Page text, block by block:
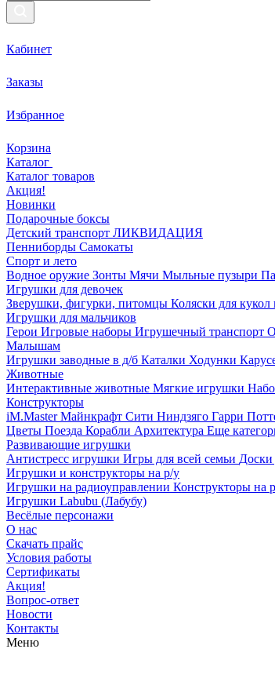
Кабинет
Заказы
Избранное
Корзина
Каталог
Каталог товаров
Акция!
Новинки
Подарочные боксы
Детский транспорт ЛИКВИДАЦИЯ
Пенниборды Самокаты
Спорт и лето
Водное оружие Зонты Мячи Мыльные пузыри
Игрушки для девочек
Зверушки, фигурки, питомцы Коляски для кукол
Игрушки для мальчиков
Герои Игровые наборы Игрушечный транспорт
Малышам
Игрушки заводные в д/б Каталки Ходунки
Животные
Интерактивные животные Мягкие игрушки
Конструкторы
iM.Master Майнкрафт Сити Ниндзяго Гарри
Цветы Поезда Корабли Архитектура Еще
Развивающие игрушки
Антистресс игрушки Игры для всей семьи Доски
Игрушки и конструкторы на р/у
Игрушки на радиоуправлении Конструкторы на
Игрушки Labubu (Лабубу)
Весёлые персонажи
О нас
Скачать прайс
Условия работы
Сертификаты
Акция!
Вопрос-ответ
Новости
Контакты
Меню